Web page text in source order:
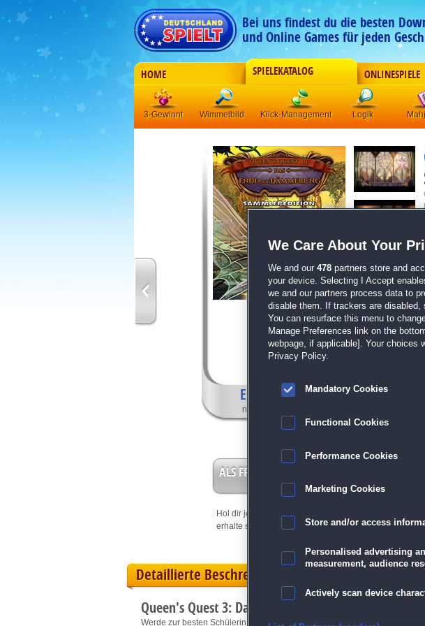
Bei uns findest du die besten
und Online Games für jeden
HOME SPIELEKATALOG ONLINESPIELE
3-Gewinnt Wimmelbild Klick-Management Logik
Exklusive Features,
nur in der Sammleredition
ALS FREISPIEL EINLÖSEN
Hol dir jetzt deineVorteilskarte
erhalte sofort bis zu 15 Freispiele!
teste es
Detaillierte Beschreibung
Queen's Quest 3: Das Ende der Dämmerung
Werde zur besten Schülerin der Akademie der Alchemie!
We Care About Your
We and our 478 partners store and
your device. Selecting I Accept
we and our partners process data to
disable them. If trackers are
You can resurface this menu to
Manage Preferences link on the
webpage, if applicable]. Your choices
Privacy Policy.
Mandatory Cookies
Functional Cookies
Performance Cookies
Marketing Cookies
Store and/or access
Personalised advertising
measurement, audience
Actively scan device